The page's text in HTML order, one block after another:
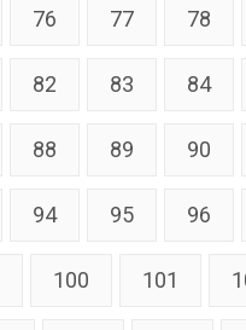
76 77 78
82 83 84
88 89 90
94 95 96
100 101